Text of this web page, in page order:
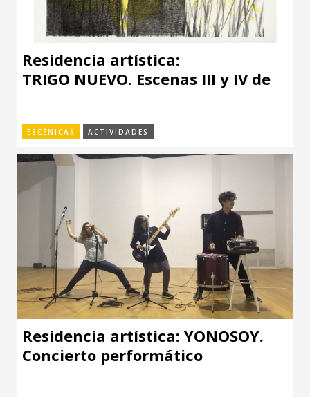
Residencia artística:
TRIGO NUEVO. Escenas III y IV de
ESCÉNICAS ACTIVIDADES
Residencia artística: YONOSOY.
Concierto performático